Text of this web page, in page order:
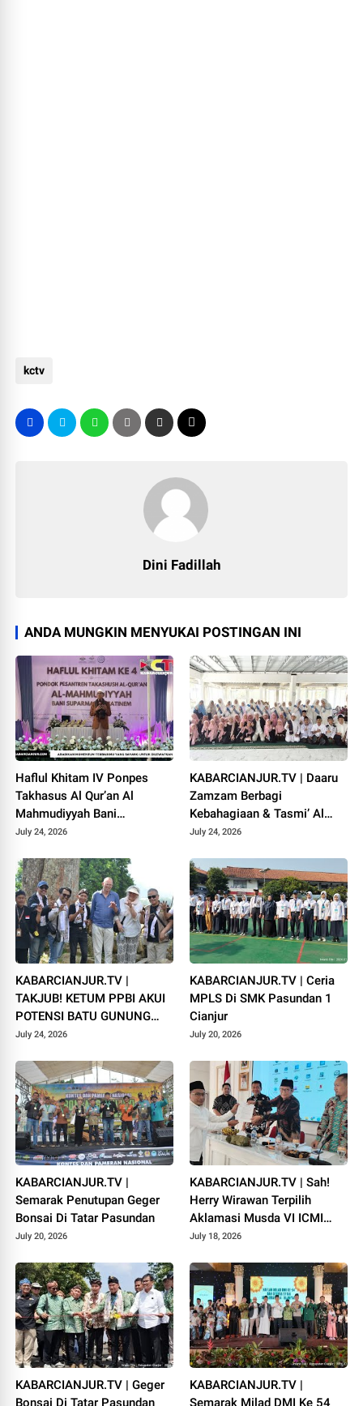
kctv
Dini Fadillah
ANDA MUNGKIN MENYUKAI POSTINGAN INI
Haflul Khitam IV Ponpes
Takhasus Al Qur’an Al
Mahmudiyyah Bani
Suparman Assatinem
July 24, 2026
KABARCIANJUR.TV | Daaru
Zamzam Berbagi
Kebahagiaan & Tasmi’ Al
Qur’an Sambut Muharram
July 24, 2026
KABARCIANJUR.TV |
TAKJUB! KETUM PPBI AKUI
POTENSI BATU GUNUNG
PADANG
July 24, 2026
KABARCIANJUR.TV | Ceria
MPLS Di SMK Pasundan 1
Cianjur
July 20, 2026
KABARCIANJUR.TV |
Semarak Penutupan Geger
Bonsai Di Tatar Pasundan
July 20, 2026
KABARCIANJUR.TV | Sah!
Herry Wirawan Terpilih
Aklamasi Musda VI ICMI
Orda Cianjur
July 18, 2026
KABARCIANJUR.TV | Geger
Bonsai Di Tatar Pasundan
KABARCIANJUR.TV |
Semarak Milad DMI Ke 54